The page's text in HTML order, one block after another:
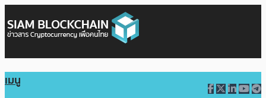
เมนู